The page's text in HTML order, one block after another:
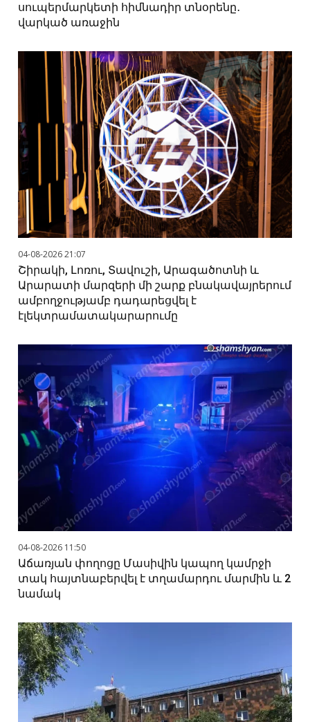
սուպերմարկետի հիմնադիր տնօրենը․
վարկած առաջին
04-08-2026 21:07
Շիրակի, Լոռու, Տավուշի, Արագածոտնի և
Արարատի մարզերի մի շարք բնակավայրերում
ամբողջությամբ դադարեցվել է
էլեկտրամատակարարումը
04-08-2026 11:50
Աճառյան փողոցը Մասիվին կապող կամրջի
տակ հայտնաբերվել է տղամարդու մարմին և 2
նամակ